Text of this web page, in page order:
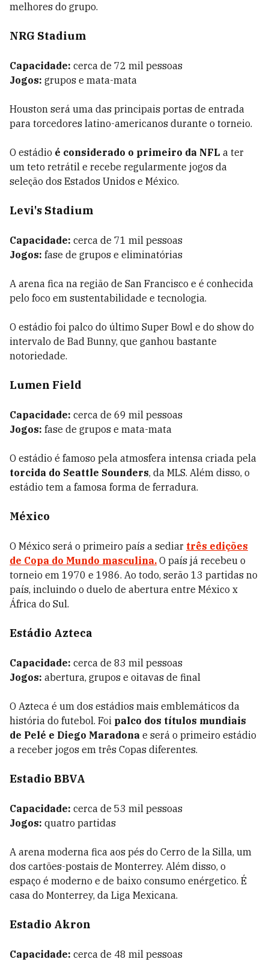
melhores do grupo.
NRG Stadium
Capacidade: cerca de 72 mil pessoas
Jogos: grupos e mata-mata
Houston será uma das principais portas de entrada
para torcedores latino-americanos durante o torneio.
O estádio é considerado o primeiro da NFL a ter
um teto retrátil e recebe regularmente jogos da
seleção dos Estados Unidos e México.
Levi's Stadium
Capacidade: cerca de 71 mil pessoas
Jogos: fase de grupos e eliminatórias
A arena fica na região de San Francisco e é conhecida
pelo foco em sustentabilidade e tecnologia.
O estádio foi palco do último Super Bowl e do show do
intervalo de Bad Bunny, que ganhou bastante
notoriedade.
Lumen Field
Capacidade: cerca de 69 mil pessoas
Jogos: fase de grupos e mata-mata
O estádio é famoso pela atmosfera intensa criada pela
torcida do Seattle Sounders, da MLS. Além disso, o
estádio tem a famosa forma de ferradura.
México
O México será o primeiro país a sediar três edições
de Copa do Mundo masculina. O país já recebeu o
torneio em 1970 e 1986. Ao todo, serão 13 partidas no
país, incluindo o duelo de abertura entre México x
África do Sul.
Estádio Azteca
Capacidade: cerca de 83 mil pessoas
Jogos: abertura, grupos e oitavas de final
O Azteca é um dos estádios mais emblemáticos da
história do futebol. Foi palco dos títulos mundiais
de Pelé e Diego Maradona e será o primeiro estádio
a receber jogos em três Copas diferentes.
Estadio BBVA
Capacidade: cerca de 53 mil pessoas
Jogos: quatro partidas
A arena moderna fica aos pés do Cerro de la Silla, um
dos cartões-postais de Monterrey. Além disso, o
espaço é moderno e de baixo consumo enérgetico. É
casa do Monterrey, da Liga Mexicana.
Estadio Akron
Capacidade: cerca de 48 mil pessoas